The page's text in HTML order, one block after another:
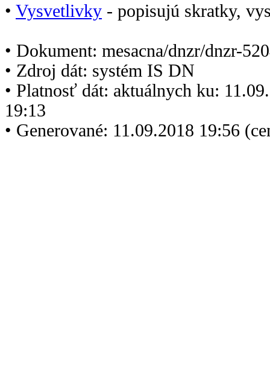
• Vysvetlivky - popisujú skratky,
• Dokument: mesacna/dnzr/dnzr-
• Zdroj dát: systém IS DN
• Platnosť dát: aktuálnych ku:
19:13
• Generované: 11.09.2018 19:56